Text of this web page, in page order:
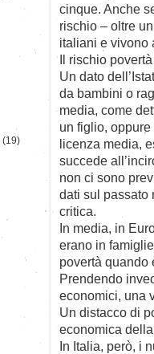
cinque. Anche
rischio – oltre
italiani e vivono
Il rischio
Un dato
da bambini o
media, come
un figlio,
licenza media,
succede
non ci sono
dati sul passato
critica.
In media, in
erano in
povertà quando
Prendendo
economici, una
Un distacco di
economica
In Italia, però, i
(19)